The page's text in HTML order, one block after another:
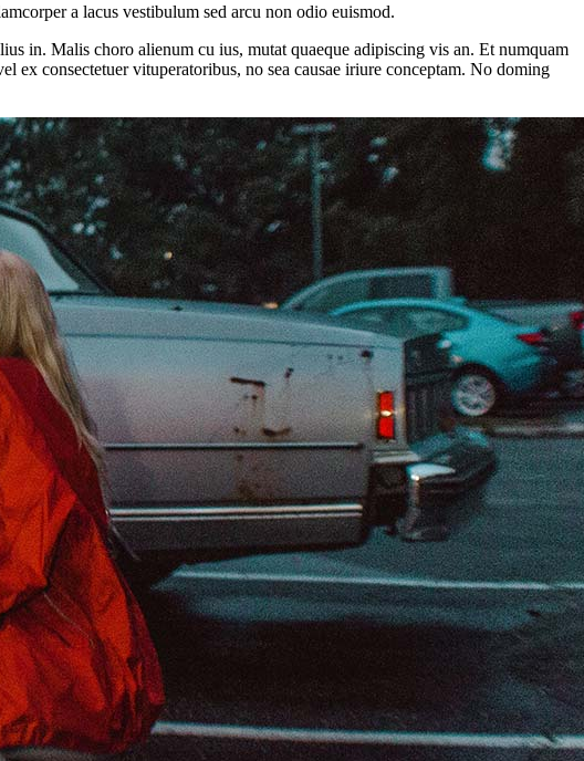
a lacus vestibulum sed arcu non odio euismod.
in. Malis choro alienum cu ius, mutat quaeque adipiscing vis an. Et numquam
ex consectetuer vituperatoribus, no sea causae iriure conceptam. No doming